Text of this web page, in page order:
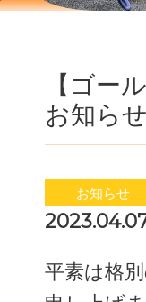
【ゴー
お知らせ
お知らせ
平素は格